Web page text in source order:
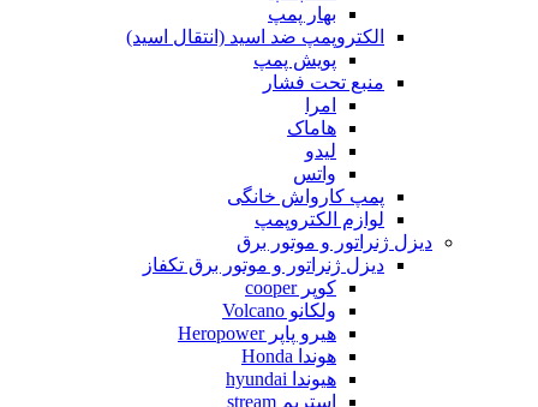
بهار پمپ
الکتروپمپ ضد اسید (انتقال اسید)
پویش پمپ
منبع تحت فشار
امرا
هاماک
لیدو
واتس
پمپ کارواش خانگی
لوازم الکتروپمپ
دیزل ژنراتور و موتور برق
دیزل ژنراتور و موتور برق تکفاز
کوپر cooper
ولکانو Volcano
هیرو پاپر Heropower
هوندا Honda
هیوندا hyundai
استریم stream